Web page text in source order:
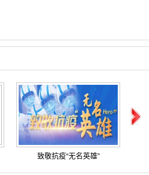
致敬抗疫“无名英雄”